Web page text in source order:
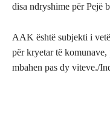
disa ndryshime për Pejë
AAK është subjekti i
për kryetar të
mbahen pas dy viteve./